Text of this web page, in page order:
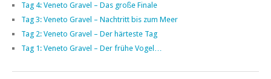
Tag 4: Veneto Gravel – Das große Finale
Tag 3: Veneto Gravel – Nachtritt bis zum Meer
Tag 2: Veneto Gravel – Der härteste Tag
Tag 1: Veneto Gravel – Der frühe Vogel…